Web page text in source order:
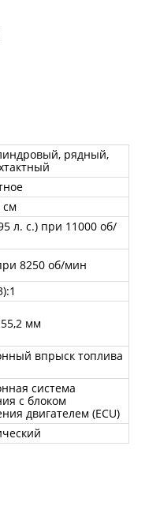
рядный,
см
л. с.) при 11000 об/
8250 об/мин
мм
впрыск топлива
система
с блоком
двигателем (ECU)